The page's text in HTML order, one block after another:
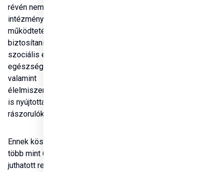
révén nemcsak az
intézmények alapvető
működtetését tudták
biztosítani, hanem
szociális és
egészségügyi ellátást,
valamint
élelmiszeradományokat
is nyújtottak a
rászorulók részére.
Ennek köszönhetően
több mint 650 nyugdíjas
juthatott rendszeresen